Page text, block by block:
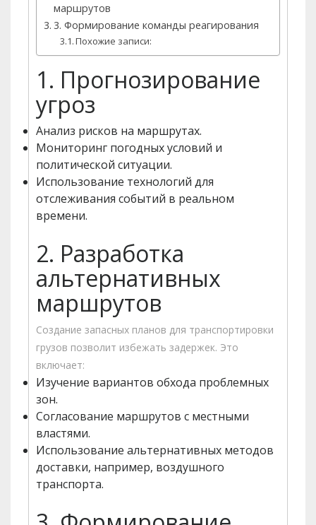
маршрутов
3. Формирование команды реагирования
Похожие записи:
1. Прогнозирование
угроз
Анализ рисков на маршрутах.
Мониторинг погодных условий и
политической ситуации.
Использование технологий для
отслеживания событий в реальном
времени.
2. Разработка
альтернативных
маршрутов
Создание запасных планов для транспортировки
грузов позволит избежать задержек. Это
включает:
Изучение вариантов обхода проблемных
зон.
Согласование маршрутов с местными
властями.
Использование альтернативных методов
доставки, например, воздушного
транспорта.